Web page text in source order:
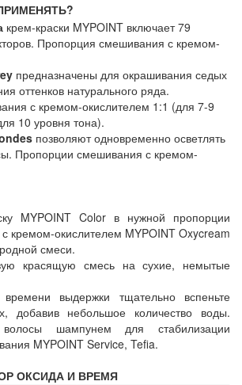
крем-краски MYPOINT включает 79
Пропорция смешивания с кремом-
предназначены для окрашивания седых
оттенков натурального ряда.
с кремом-окислителем 1:1 (для 7-9
10 уровня тона).
позволяют одновременно осветлять
Пропорции смешивания с кремом-
MYPOINT Color в нужной пропорции
с кремом-окислителем MYPOINT Oxycream
смеси.
красящую смесь на сухие, немытые
выдержки тщательно вспеньте
добавив небольшое количество воды.
шампунем для стабилизации
MYPOINT Service, Tefia.
ОКСИДА И ВРЕМЯ